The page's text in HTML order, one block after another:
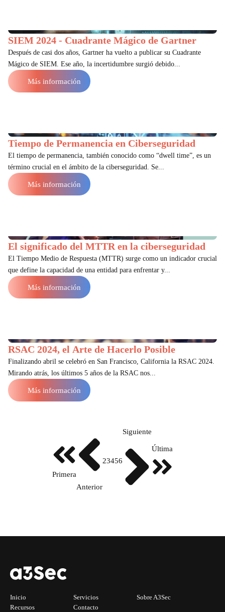
SIEM 2024 - Cuadrante Mágico de Gartner
Después de casi dos años, Gartner ha vuelto a publicar su Cuadrante
Mágico de SIEM. Ese año, la incertidumbre surgió debido...
Más información
Tiempo de Permanencia en Ciberseguridad
El tiempo de permanencia, también conocido como “dwell time”, es un
término crucial en el ámbito de la ciberseguridad. Se...
Más información
El significado del MTTR en la ciberseguridad
El Tiempo Medio de Respuesta (MTTR) surge como un indicador crucial
que define la capacidad de una entidad para enfrentar y...
Más información
RSAC 2024, el Arte de Hacerlo Posible
Finalizando abril se celebró en San Francisco, California la RSAC 2024.
Mirando atrás, los últimos 5 años de la RSAC nos...
Más información
Primera
Anterior
23456
Siguiente
Última
Inicio Servicios
Sobre A3Sec
Recursos
Contacto